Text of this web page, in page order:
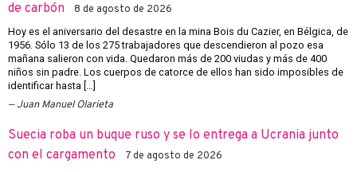
de carbón
8 de agosto de 2026
Hoy es el aniversario del desastre en la mina Bois du Cazier, en Bélgica, de
1956. Sólo 13 de los 275 trabajadores que descendieron al pozo esa
mañana salieron con vida. Quedaron más de 200 viudas y más de 400
niños sin padre. Los cuerpos de catorce de ellos han sido imposibles de
identificar hasta […]
Juan Manuel Olarieta
Suecia roba un buque ruso y se lo entrega a Ucrania junto
con el cargamento
7 de agosto de 2026